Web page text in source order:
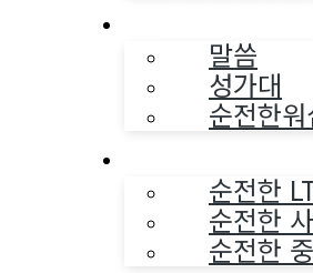
말씀
성가대
순전한워
순전한
순전한
순전한